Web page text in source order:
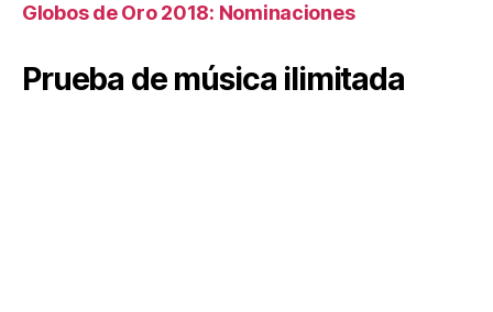
Globos de Oro 2018: Nominaciones
Prueba de música ilimitada